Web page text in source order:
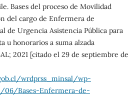
Bases del proceso de Movilidad
del cargo de Enfermera de
de Urgencia Asistencia Pública para
u honorarios a suma alzada
2021 [citado el 29 de septiembre de
wrdprss_minsal/wp-
Bases-Enfermera-de-